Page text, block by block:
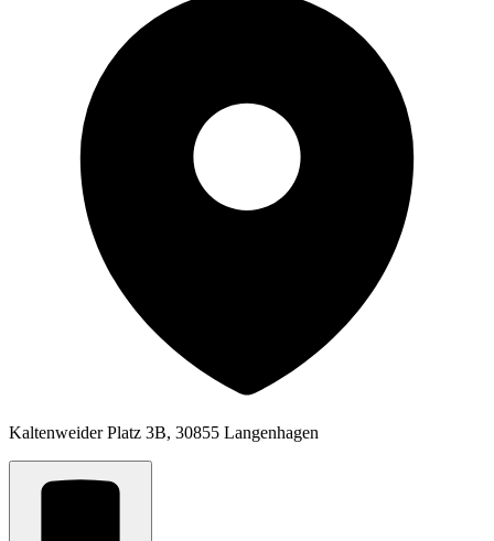
Kaltenweider Platz 3B, 30855 Langenhagen